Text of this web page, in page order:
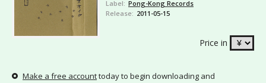
Label Pong-Kong Records
Release 2011-05-15
Price in
Make a free accounttoday to begin downloading and